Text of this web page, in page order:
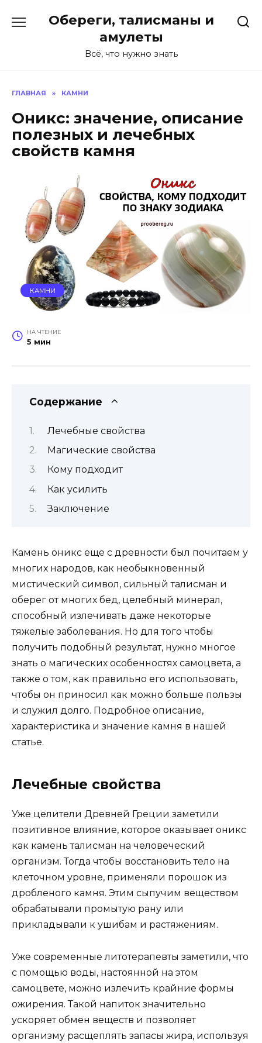
Обереги, талисманы и
амулеты
Всё, что нужно знать
ГЛАВНАЯ » КАМНИ
Оникс: значение, описание
полезных и лечебных
свойств камня
КАМНИ
НА ЧТЕНИЕ
5 мин
Содержание
Лечебные свойства
Магические свойства
Кому подходит
Как усилить
Заключение
Камень оникс еще с древности был почитаем у
многих народов, как необыкновенный
мистический символ, сильный талисман и
оберег от многих бед, целебный минерал,
способный излечивать даже некоторые
тяжелые заболевания. Но для того чтобы
получить подобный результат, нужно многое
знать о магических особенностях самоцвета, а
также о том, как правильно его использовать,
чтобы он приносил как можно больше пользы
и служил долго. Подробное описание,
характеристика и значение камня в нашей
статье.
Лечебные свойства
Уже целители Древней Греции заметили
позитивное влияние, которое оказывает оникс
как камень талисман на человеческий
организм. Тогда чтобы восстановить тело на
клеточном уровне, применяли порошок из
дробленого камня. Этим сыпучим веществом
обрабатывали промытую рану или
прикладывали к ушибам и растяжениям.
Уже современные литотерапевты заметили, что
с помощью воды, настоянной на этом
самоцвете, можно излечить крайние формы
ожирения. Такой напиток значительно
ускоряет обмен веществ и позволяет
организму расщеплять запасы жира, используя